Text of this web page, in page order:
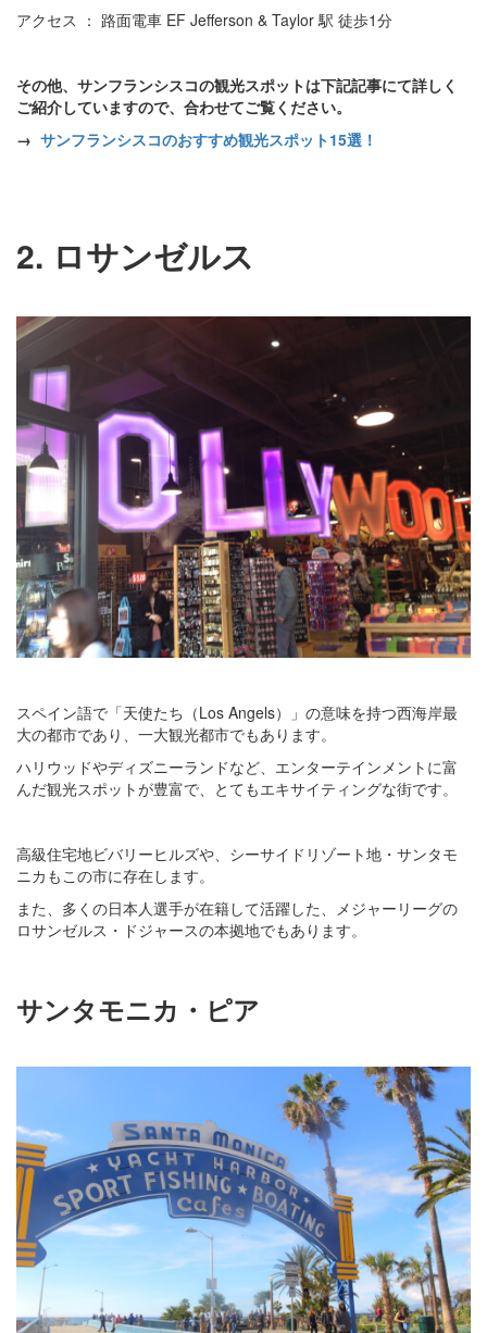
アクセス ： 路面電車 EF Jefferson & Taylor 駅 徒歩1分
その他、サンフランシスコの観光スポットは下記記事にて詳しく
ご紹介していますので、合わせてご覧ください。
→ サンフランシスコのおすすめ観光スポット15選！
2. ロサンゼルス
スペイン語で「天使たち（Los Angels）」の意味を持つ西海岸最
大の都市であり、一大観光都市でもあります。
ハリウッドやディズニーランドなど、エンターテインメントに富
んだ観光スポットが豊富で、とてもエキサイティングな街です。
高級住宅地ビバリーヒルズや、シーサイドリゾート地・サンタモ
ニカもこの市に存在します。
また、多くの日本人選手が在籍して活躍した、メジャーリーグの
ロサンゼルス・ドジャースの本拠地でもあります。
サンタモニカ・ピア